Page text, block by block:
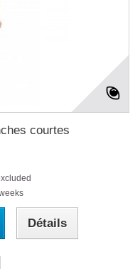
courtes
Détails